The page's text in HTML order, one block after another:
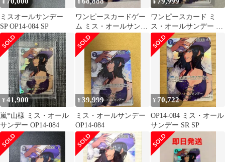
¥
ミスオールサンデー
SP OP14-084 SP
¥
ワンピースカードゲー
ム ミス・オールサンデ
ー
¥
ワンピースカード ミ
ス・オールサンデー SP
ロビン OP014-084決
戦の刻
¥41,900
嵐*山様 ミス・オール
サンデー OP14-084
¥39,999
ミス・オールサンデー
OP14-084
¥ 70,722
OP14-084 ミス・オール
サンデー SR SP